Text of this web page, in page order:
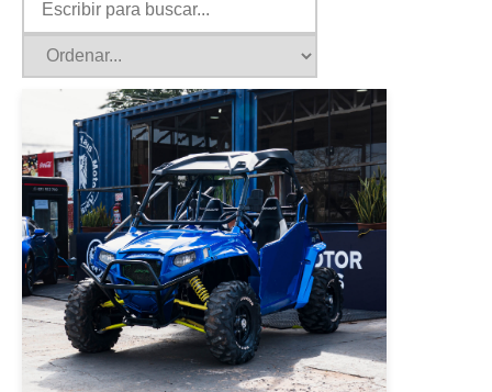
POLARIS 2014
POLARIS RZR 2014 AZUL
USD 7000